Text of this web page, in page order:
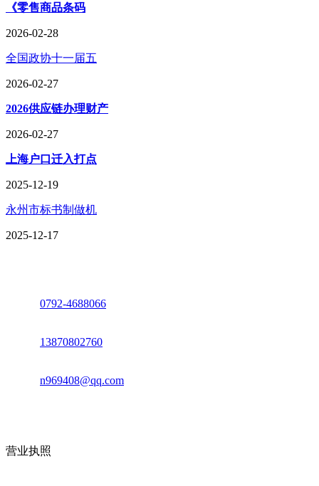
《零售商品条码
2026-02-28
全国政协十一届五
2026-02-27
2026供应链办理财产
2026-02-27
上海户口迁入打点
2025-12-19
永州市标书制做机
2025-12-17
0792-4688066
13870802760
n969408@qq.com
营业执照